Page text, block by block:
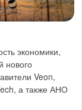
экономики,
нового
Veon,
а также АНО